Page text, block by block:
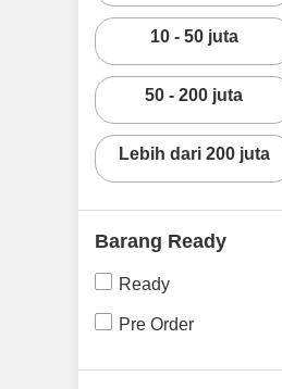
10 - 50 juta
50 - 200 juta
Lebih dari 200 juta
Barang Ready
Ready
Pre Order